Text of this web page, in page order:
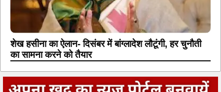
शेख हसीना का ऐलान- दिसंबर में बांग्लादेश लौटूंगी, हर चुनौती
का सामना करने को तैयार